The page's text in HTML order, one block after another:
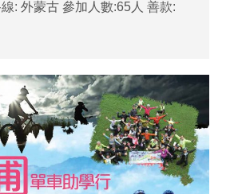
: 外蒙古 參加人數:65人 善款: